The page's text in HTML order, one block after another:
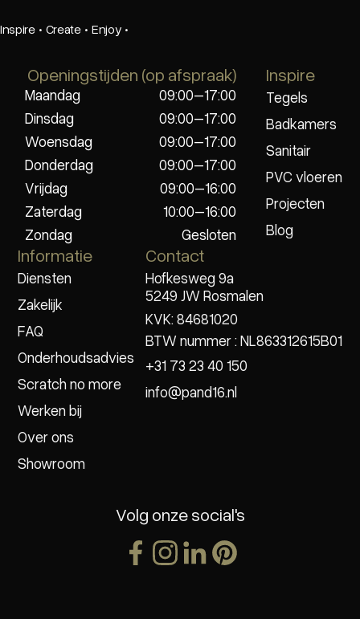
Inspire · Create · Enjoy ·
Openingstijden (op afspraak)
Maandag
09:00–17:00
Dinsdag
09:00–17:00
Woensdag
09:00–17:00
Donderdag
09:00–17:00
Vrijdag
09:00–16:00
Zaterdag
10:00–16:00
Zondag
Gesloten
Inspire
Tegels
Badkamers
Sanitair
PVC vloeren
Projecten
Blog
Informatie
Diensten
Zakelijk
FAQ
Onderhoudsadvies
Scratch no more
Werken bij
Over ons
Showroom
Contact
Hofkesweg 9a
5249 JW Rosmalen
KVK: 84681020
BTW nummer : NL863312615B01
+31 73 23 40 150
info@pand16.nl
Volg onze social's